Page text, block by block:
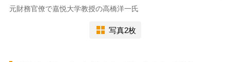
元財務官僚で嘉悦大学教授の高橋洋一氏
写真2枚